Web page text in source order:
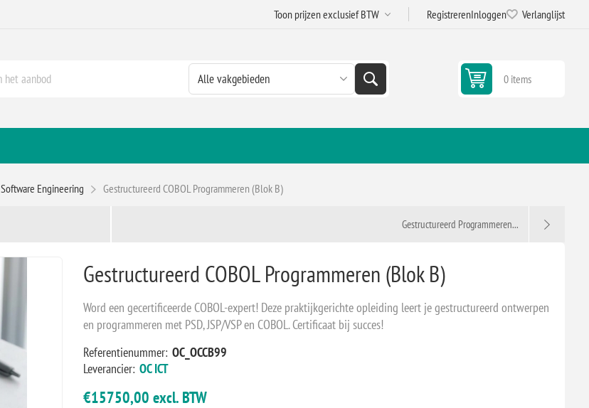
RegistrerenInloggen Verlanglijst
0 items
Software Engineering Gestructureerd COBOL Programmeren (Blok B)
Gestructureerd Programmeren...
Gestructureerd COBOL Programmeren (Blok B)
Word een gecertificeerde COBOL-expert! Deze praktijkgerichte opleiding leert je gestructureerd ontwerpen
en programmeren met PSD, JSP/VSP en COBOL. Certificaat bij succes!
Referentienummer: OC_OCCB99
Leverancier: OC ICT
€15750,00 excl. BTW